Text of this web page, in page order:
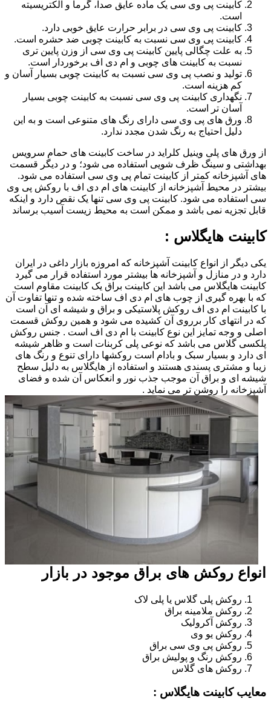
کابینت پی وی سی یک ماده عایق صدا، گرما و الکتریسیته
است.
کابینت پی وی سی در برابر حرارت عایق خوبی دارد.
کابینت پی وی سی نسبت به کابینت چوبی ضد حشره است.
به علت چگالی پایین کابینت پی وی سی از وزن پایین تری
نسبت به کابینت های چوبی و ام دی اف برخوردار است.
تولید و نصب پی وی سی نسبت به کابینت چوبی بسیار آسان و
کم هزینه است.
نگهداری کابینت پی وی سی نسبت به کابینت چوبی بسیار
آسان تر است.
ورق های پی وی سی دارای رنگ های متنوعی است و به این
دلیل احتیاج به رنگ شدن مجدد ندارد.
از ورق های پلی وینیل کلراید در ساخت کابینت های حمام سرویس
بهداشتی و سینگ ظرف شویی استفاده می شود؛ و در دیگر قسمت
های آشپزخانه کمتر از کابینت تمام پی وی سی استفاده می شود.
بیشتر در محیط آشپزخانه از کابینت های ام دی اف با روکش پی وی
سی استفاده می شود. کابینت پی وی سی تنها یک نقص دارد و اینکه
قابل تجزیه نمی باشد و ممکن است به محیط زیست آسیب برساند
کابینت هایگلاس :
یکی دیگر از انواع کابینت آشپزخانه که امروزه بازار داغی در ایران
دارد و در منازل و آشپزخانه ها بیشتر مورد استفاده قرار می گیرد
کابینت هایگلاس می باشد این کابینت براق یک کابینت مقاوم است
که با بهره گیری از چوب های ام دی اف ساخته شده و تنها تفاوت آن
با کابینت ام دی اف روکش پلاستیکی و براق و شیشه ای آن است
که در انتهای کار برروی آن کشیده می شود و همین روکش قسمت
اصلی و وجه تمایز این نوع کابینت با ام دی اف است . جنس روکش
پلکسی گلاس می باشد که نوعی پلی کربنات است و ظاهر شیشه
ای دارد و بسیار سبک و بادام است روکشها دارای تنوع و رنگ های
زیبا و مشتری پسندی هستند و استفاده از هایگلاس به دلیل سطح
شیشه ای و براق آن موجب جذب نور و انعکاس آن شده و فضای
آشپزخانه را روشن تر می نماید .
انواع روکش های براق موجود در بازار
روکش پلی گلاس یا پلی لاک
روکش ملامینه براق
روکش آکرولیک
روکش یو وی
روکش پی وی سی براق
روکش رنگ و پولیش براق
روکش های گلاس
معایب کابینت هایگلاس :